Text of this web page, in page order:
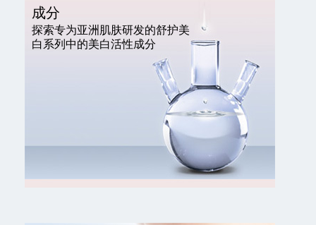
成分
探索专为亚洲肌肤研发的舒护美
白系列中的美白活性成分